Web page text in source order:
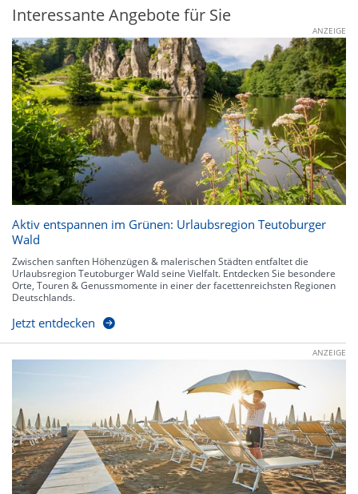
Interessante Angebote für Sie
ANZEIGE
Aktiv entspannen im Grünen: Urlaubsregion Teutoburger
Wald
Zwischen sanften Höhenzügen & malerischen Städten entfaltet die
Urlaubsregion Teutoburger Wald seine Vielfalt. Entdecken Sie besondere
Orte, Touren & Genussmomente in einer der facettenreichsten Regionen
Deutschlands.
Jetzt entdecken
ANZEIGE